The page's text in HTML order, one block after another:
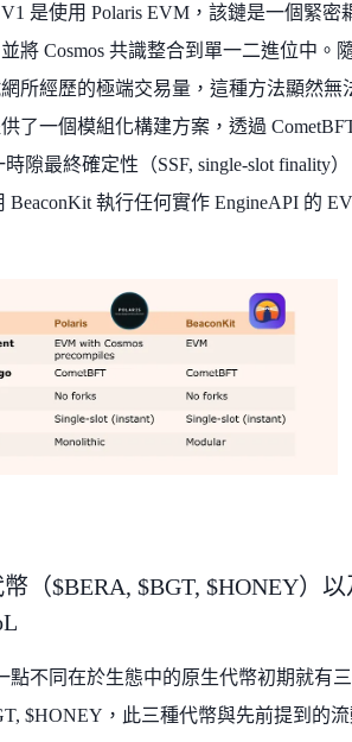
V1 是使用 Polaris EVM，該鏈是一個緊密
將 Cosmos 共識整合到單一二進位中。
網所經歷的極端交易量，這種方法顯然無
了一個模組化構建方案，透過
隙最終確定性（SSF, single-slot finality
BeaconKit 執行任何實作 EngineAPI 的
（$BERA, $BGT, $HONEY）以
點不同在於生態中的原生代幣初期就有
$HONEY，此三種代幣與先前提到的